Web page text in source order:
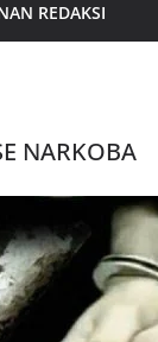
REDAKSI
NARKOBA